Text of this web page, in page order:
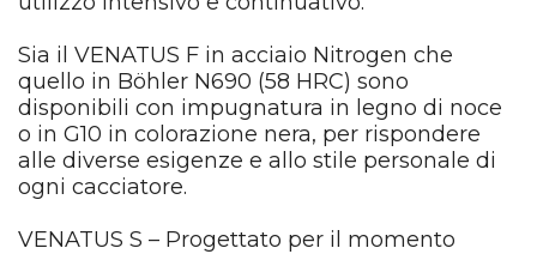
Sia il VENATUS F in acciaio Nitrogen che
quello in Böhler N690 (58 HRC) sono
disponibili con impugnatura in legno di noce
o in G10 in colorazione nera, per rispondere
alle diverse esigenze e allo stile personale di
ogni cacciatore.
VENATUS S – Progettato per il momento